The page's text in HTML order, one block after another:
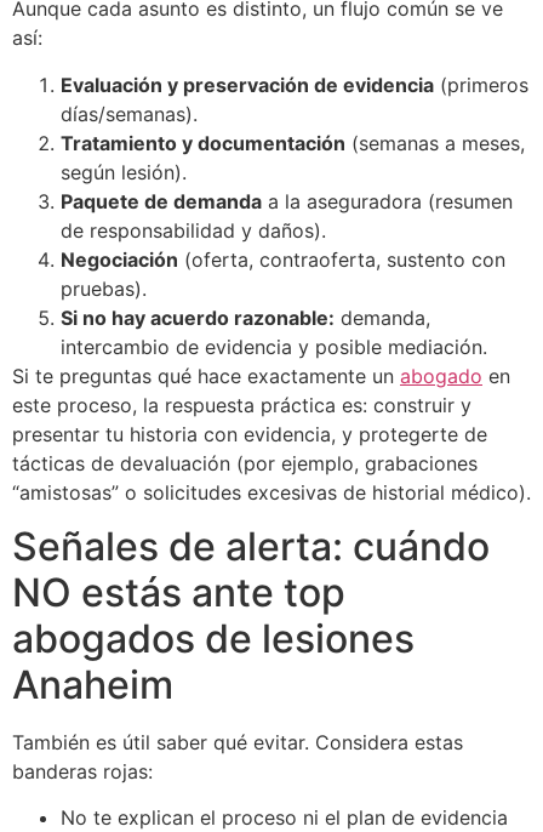
Aunque cada asunto es distinto, un flujo común se ve
así:
Evaluación y preservación de evidencia (primeros
días/semanas).
Tratamiento y documentación (semanas a meses,
según lesión).
Paquete de demanda a la aseguradora (resumen
de responsabilidad y daños).
Negociación (oferta, contraoferta, sustento con
pruebas).
Si no hay acuerdo razonable: demanda,
intercambio de evidencia y posible mediación.
Si te preguntas qué hace exactamente un abogado en
este proceso, la respuesta práctica es: construir y
presentar tu historia con evidencia, y protegerte de
tácticas de devaluación (por ejemplo, grabaciones
“amistosas” o solicitudes excesivas de historial médico).
Señales de alerta: cuándo
NO estás ante top
abogados de lesiones
Anaheim
También es útil saber qué evitar. Considera estas
banderas rojas:
No te explican el proceso ni el plan de evidencia